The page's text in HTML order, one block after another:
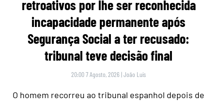
retroativos por lhe ser reconhecida
incapacidade permanente após
Segurança Social a ter recusado:
tribunal teve decisão final
20:00 7 Agosto, 2026 |João Luís
O homem recorreu ao tribunal espanhol depois de